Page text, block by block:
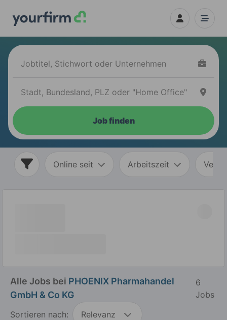
Job finden
Online seit Arbeitszeit
Alle Jobs bei PHOENIX Pharmahandel
GmbH & Co KG
6
Jobs
Sortieren nach:
Relevanz